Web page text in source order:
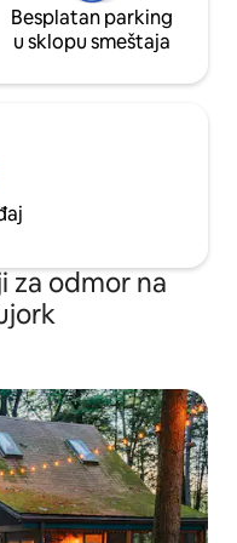
Besplatan parking
u sklopu smeštaja
za odmor na